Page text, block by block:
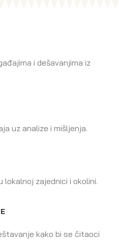
i dešavanjima iz
uz analize i mišljenja.
lokalnoj zajednici i okolini.
kako bi se čitaoci